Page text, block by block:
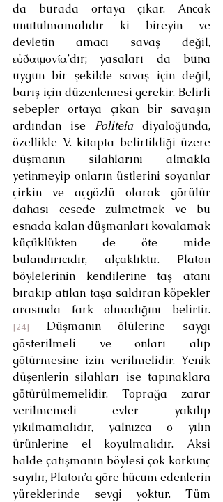
da burada ortaya çıkar. Ancak
unutulmamalıdır ki bireyin ve
devletin amacı savaş değil,
εὐδαιμονία’dır; yasaları da buna
uygun bir şekilde savaş için değil,
barış için düzenlemesi gerekir. Belirli
sebepler ortaya çıkan bir savaşın
ardından ise Politeia diyaloğunda,
özellikle V. kitapta belirtildiği üzere
düşmanın silahlarını almakla
yetinmeyip onların üstlerini soyanlar
çirkin ve açgözlü olarak görülür
dahası cesede zulmetmek ve bu
esnada kalan düşmanları kovalamak
küçüklükten de öte mide
bulandırıcıdır, alçaklıktır. Platon
böylelerinin kendilerine taş atanı
bırakıp atılan taşa saldıran köpekler
arasında fark olmadığını belirtir.
[24]
Düşmanın ölülerine saygı
gösterilmeli ve onları alıp
götürmesine izin verilmelidir. Yenik
düşenlerin silahları ise tapınaklara
götürülmemelidir. Toprağa zarar
verilmemeli evler yakılıp
yıkılmamalıdır, yalnızca o yılın
ürünlerine el koyulmalıdır. Aksi
halde çatışmanın böylesi çok korkunç
sayılır, Platon’a göre hücum edenlerin
yüreklerinde sevgi yoktur. Tüm